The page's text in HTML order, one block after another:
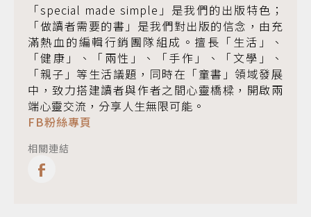
「special made simple」是我們的出版特色；
「做讀者需要的書」是我們對出版的信念，由充
滿熱血的編輯行銷團隊組成。擅長「生活」、
「健康」、「兩性」、「手作」、「文學」、
「親子」等生活議題，同時在「童書」領域發展
中，致力搭建讀者與作者之間心靈橋樑，開啟兩
端心靈交流，分享人生無限可能。
FB粉絲專頁
相關連結